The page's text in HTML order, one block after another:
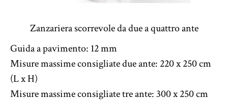
Zanzariera scorrevole da due a quattro ante
Guida a pavimento: 12 mm
Misure massime consigliate due ante: 220 x 250 cm
(L x H)
Misure massime consigliate tre ante: 300 x 250 cm